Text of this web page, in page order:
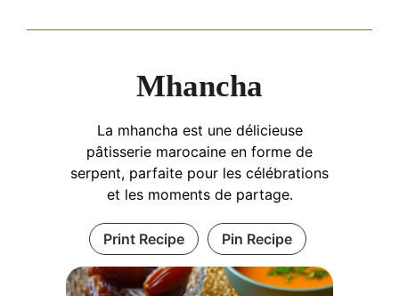
Mhancha
La mhancha est une délicieuse
pâtisserie marocaine en forme de
serpent, parfaite pour les célébrations
et les moments de partage.
Print Recipe Pin Recipe